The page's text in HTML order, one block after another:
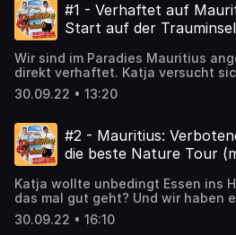
Must-Sees für eure Bucketlist?
ums Thema Travel und Reisen.
geheime Tipps und Tricks für
acast.com/privacy for more
#1 - Verhaftet auf
Start auf der Trauminsel
Wir sind im Paradies Mauritius
direkt verhaftet. Katja versucht
erholen und Max hat einen Premium
Langstreckenflüge. Hosted on
30.09.22 • 13:20
#2 - Mauritius:
die beste Nature Tour
Katja wollte unbedingt Essen ins
das mal gut geht? Und wir haben
gemacht und auch ein
Fahrer geführt. Achtung
30.09.22 • 16:10